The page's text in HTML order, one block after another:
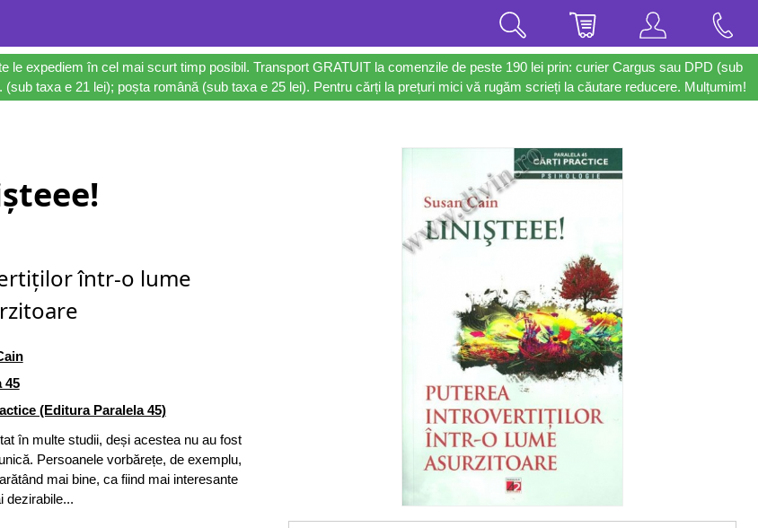
le expediem în cel mai scurt timp posibil. Transport GRATUIT la comenzile de peste 190 lei prin: curier Cargus sau DPD (sub
taxa e 21 lei); poșta română (sub taxa e 25 lei). Pentru cărți la prețuri mici vă rugăm scrieți la căutare reducere. Mulțumim!
într-o lume
45
(Editura Paralela 45)
în multe studii, deși acestea nu au fost
Persoanele vorbărețe, de exemplu,
mai bine, ca fiind mai interesante
dezirabile...